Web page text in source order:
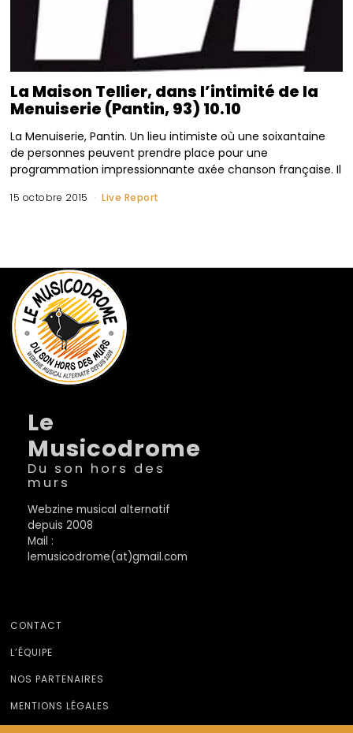
La Maison Tellier, dans l’intimité de la
Menuiserie (Pantin, 93) 10.10
La Menuiserie, Pantin. Un lieu intimiste où une soixantaine
de personnes peuvent prendre place pour une
programmation impressionnante axée chanson française. Il
15 octobre 2015 Live Report
Le
Musicodrome
Du son hors des
murs
Webzine musical alternatif
depuis 2008
Mail :
lemusicodrome(at)gmail.com
CONTACT
L’ÉQUIPE
NOS PARTENAIRES
MENTIONS LÉGALES